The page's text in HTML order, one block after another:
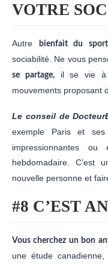
VOTRE
Autre bienfait du sport
sociabilité. Ne vous
se partage,il se vie à
mouvements proposant
Le conseil de
exemple Paris et ses
impressionnantes
hebdomadaire. C’est
nouvelle personne et
#8 C’EST
Vous cherchez un bon
une étude